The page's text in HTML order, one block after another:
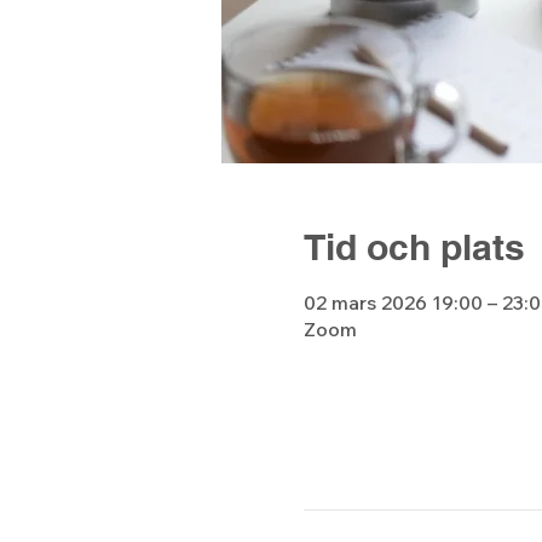
Tid och plats
02 mars 2026 19:00 –
Zoom